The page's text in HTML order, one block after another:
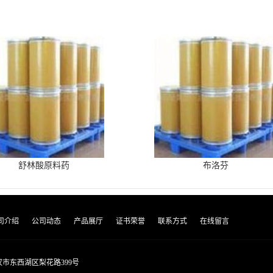
舒林酸原料药 布洛芬
介绍 公司动态 产品展厅 证书荣誉 联系方式 在线留言
市东西湖区梨花路399号